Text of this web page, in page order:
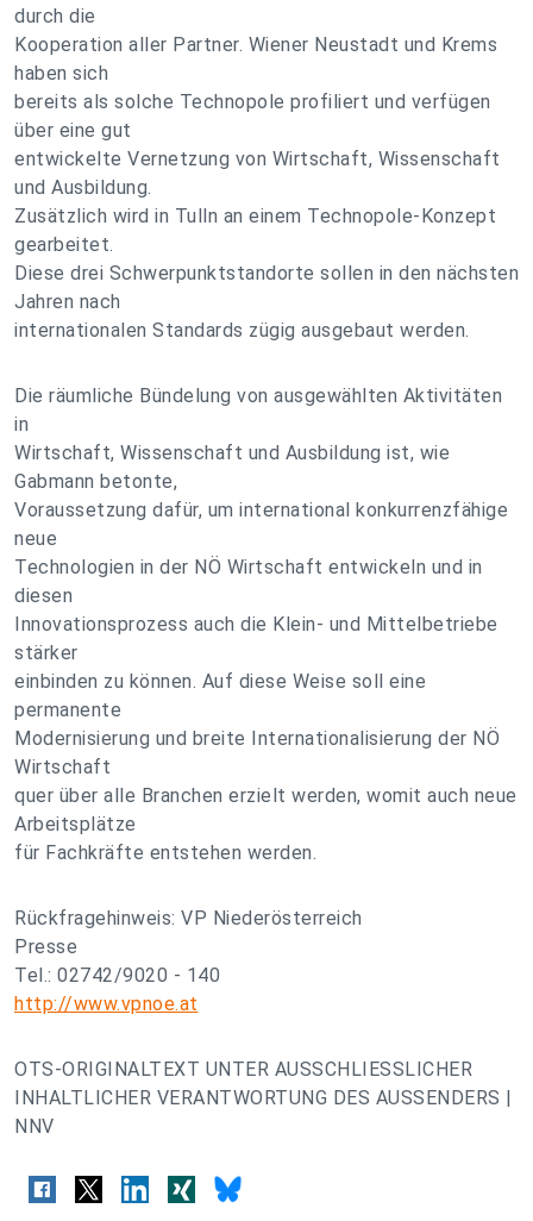
durch die
Kooperation aller Partner. Wiener Neustadt und Krems
haben sich
bereits als solche Technopole profiliert und verfügen
über eine gut
entwickelte Vernetzung von Wirtschaft, Wissenschaft
und Ausbildung.
Zusätzlich wird in Tulln an einem Technopole-Konzept
gearbeitet.
Diese drei Schwerpunktstandorte sollen in den nächsten
Jahren nach
internationalen Standards zügig ausgebaut werden.
Die räumliche Bündelung von ausgewählten Aktivitäten
in
Wirtschaft, Wissenschaft und Ausbildung ist, wie
Gabmann betonte,
Voraussetzung dafür, um international konkurrenzfähige
neue
Technologien in der NÖ Wirtschaft entwickeln und in
diesen
Innovationsprozess auch die Klein- und Mittelbetriebe
stärker
einbinden zu können. Auf diese Weise soll eine
permanente
Modernisierung und breite Internationalisierung der NÖ
Wirtschaft
quer über alle Branchen erzielt werden, womit auch neue
Arbeitsplätze
für Fachkräfte entstehen werden.
Rückfragehinweis: VP Niederösterreich
Presse
Tel.: 02742/9020 - 140
http://www.vpnoe.at
OTS-ORIGINALTEXT UNTER AUSSCHLIESSLICHER
INHALTLICHER VERANTWORTUNG DES AUSSENDERS |
NNV